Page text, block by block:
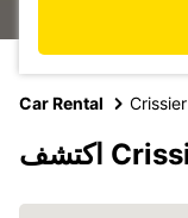
Car Rental Crissier